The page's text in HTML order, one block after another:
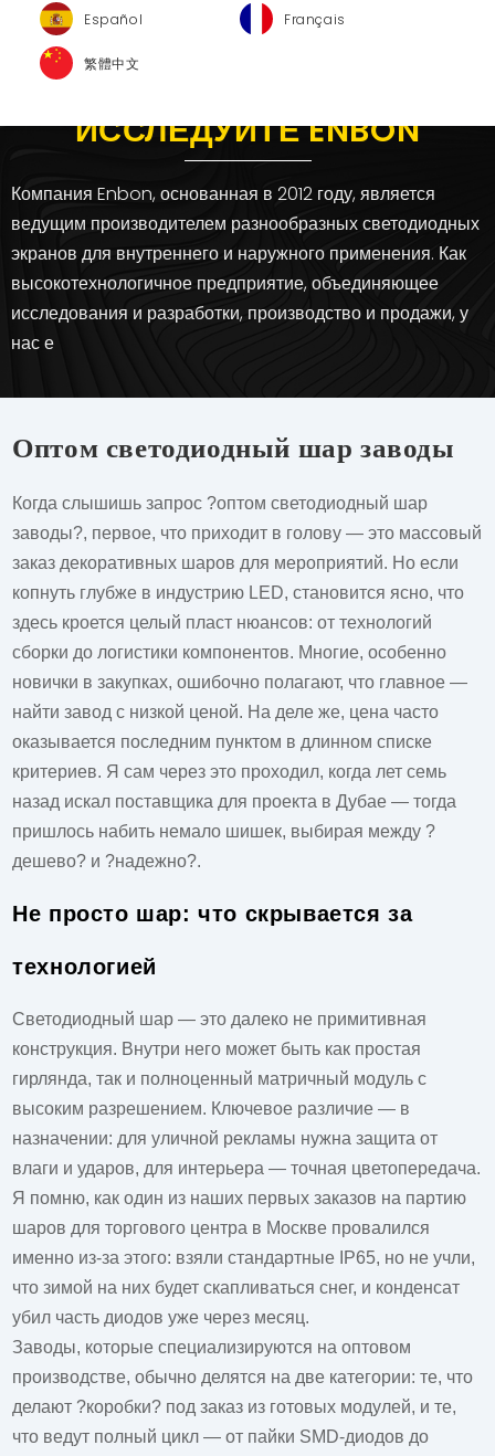
Español Français
繁體中文
ИССЛЕДУЙТЕ ENBON
Компания Enbon, основанная в 2012 году, является
ведущим производителем разнообразных светодиодных
экранов для внутреннего и наружного применения. Как
высокотехнологичное предприятие, объединяющее
исследования и разработки, производство и продажи, у
нас е
Оптом светодиодный шар заводы
Когда слышишь запрос ?оптом светодиодный шар
заводы?, первое, что приходит в голову — это массовый
заказ декоративных шаров для мероприятий. Но если
копнуть глубже в индустрию LED, становится ясно, что
здесь кроется целый пласт нюансов: от технологий
сборки до логистики компонентов. Многие, особенно
новички в закупках, ошибочно полагают, что главное —
найти завод с низкой ценой. На деле же, цена часто
оказывается последним пунктом в длинном списке
критериев. Я сам через это проходил, когда лет семь
назад искал поставщика для проекта в Дубае — тогда
пришлось набить немало шишек, выбирая между ?
дешево? и ?надежно?.
Не просто шар: что скрывается за
технологией
Светодиодный шар — это далеко не примитивная
конструкция. Внутри него может быть как простая
гирлянда, так и полноценный матричный модуль с
высоким разрешением. Ключевое различие — в
назначении: для уличной рекламы нужна защита от
влаги и ударов, для интерьера — точная цветопередача.
Я помню, как один из наших первых заказов на партию
шаров для торгового центра в Москве провалился
именно из-за этого: взяли стандартные IP65, но не учли,
что зимой на них будет скапливаться снег, и конденсат
убил часть диодов уже через месяц.
Заводы, которые специализируются на оптовом
производстве, обычно делятся на две категории: те, что
делают ?коробки? под заказ из готовых модулей, и те,
что ведут полный цикл — от пайки SMD-диодов до